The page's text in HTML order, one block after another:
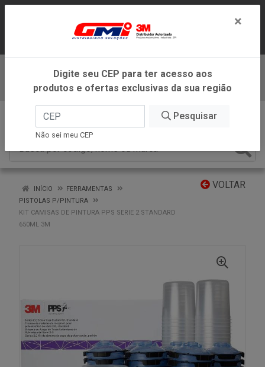
ATENDIMENTO DENTRO DO ESTADO DE
MINAS GERAIS.
Baixe já nosso APP
VOLTAR
INÍCIO
FERRAMENTAS
PISTOLAS P/PINTURA
KIT CAMISAS DE PINTURA PPS SERIE 2 STANDARD
650ML 3M
×
Digite seu CEP para ter acesso aos
produtos e ofertas exclusivas da sua região
Pesquisar
Não sei meu CEP